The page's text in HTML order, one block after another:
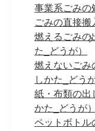
事業系ごみの
ごみの直接搬
燃えるごみの
た_どうが）
燃えないごみ
しかた_どうが
紙・布類の出
かた_どうが）
ペットボトル